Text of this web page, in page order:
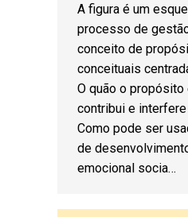
A figura é um
processo de
conceito de
conceituais
O quão o
contribui e
Como pode ser
de
emocional socia…